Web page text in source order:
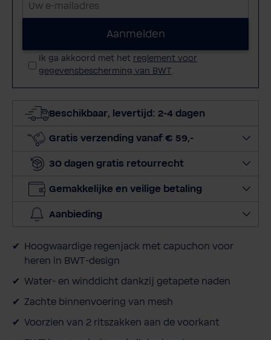
w
m
i
Aanmelden
Ik ga akkoord met het reglement voor
gegevensbescherming van BWT.
Beschikbaar, levertijd: 2-4 dagen
Gratis verzending vanaf € 59,-
30 dagen gratis retourrecht
Gemakkelijke en veilige betaling
Aanbieding
Hoogwaardige regenjack met capuchon voor
heren in BWT-design
Water- en winddicht dankzij getapete naden
Zachte binnenvoering van mesh
Voorzien van 2 ritszakken aan de voorkant